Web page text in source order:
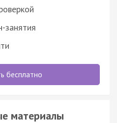
занятия
бесплатно
материалы